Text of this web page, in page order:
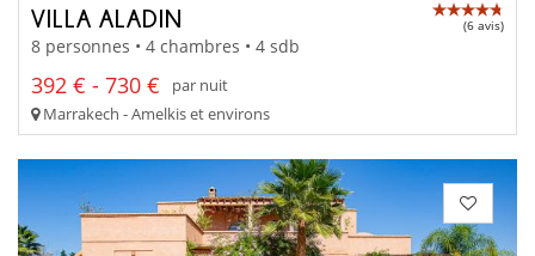
VILLA ALADIN (6 avis)
8 personnes • 4 chambres • 4 sdb
392 € - 730 €
par nuit
Marrakech - Amelkis et environs